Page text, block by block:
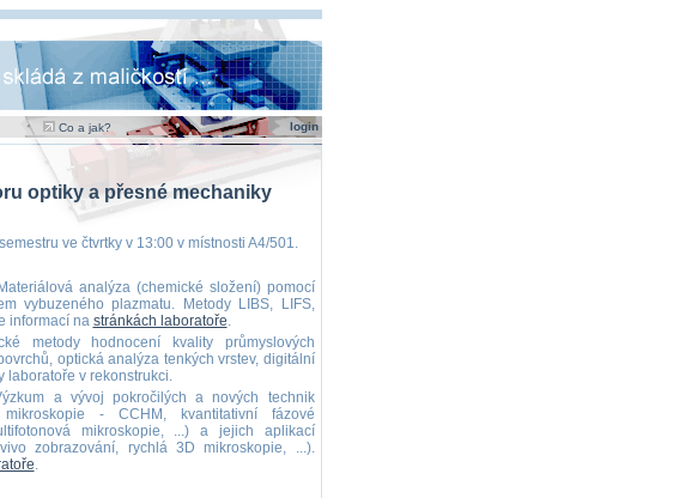
Co a jak? login
optiky a přesné mechaniky
ve čtvrtky v 13:00 v místnosti A4/501.
analýza (chemické složení) pomocí
vybuzeného plazmatu. Metody LIBS, LIFS,
informací na stránkách laboratoře.
metody hodnocení kvality průmyslových
optická analýza tenkých vrstev, digitální
laboratoře v rekonstrukci.
a vývoj pokročilých a nových technik
- CCHM, kvantitativní fázové
mikroskopie, ...) a jejich aplikací
zobrazování, rychlá 3D mikroskopie, ...).
.